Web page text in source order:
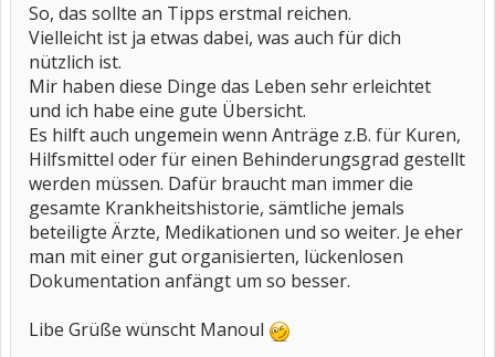
So, das sollte an Tipps erstmal reichen.
Vielleicht ist ja etwas dabei, was auch für dich
nützlich ist.
Mir haben diese Dinge das Leben sehr erleichtet
und ich habe eine gute Übersicht.
Es hilft auch ungemein wenn Anträge z.B. für Kuren,
Hilfsmittel oder für einen Behinderungsgrad gestellt
werden müssen. Dafür braucht man immer die
gesamte Krankheitshistorie, sämtliche jemals
beteiligte Ärzte, Medikationen und so weiter. Je eher
man mit einer gut organisierten, lückenlosen
Dokumentation anfängt um so besser.
Libe Grüße wünscht Manoul